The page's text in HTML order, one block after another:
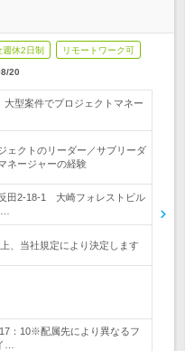
週休2日制 リモートワーク可
20
大型案件でプロジェクトマネー
ェクトのリーダー／サブリーダ
ネージャーの経験
田2-18-1 大崎フォレストビル
、当社規定により決定します
：10※配属先により異なるフ
…